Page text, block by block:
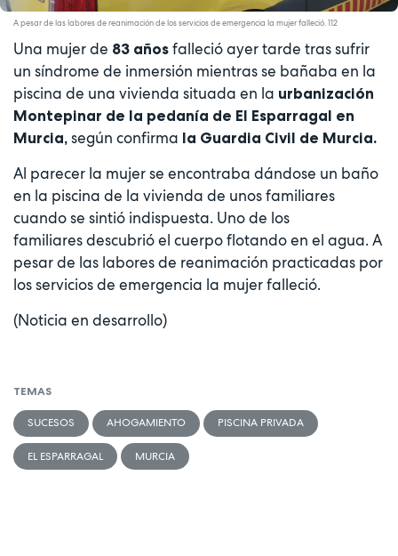
A pesar de las labores de reanimación de los servicios de emergencia la mujer falleció. 112
Una mujer de 83 años falleció ayer tarde tras sufrir
un síndrome de inmersión mientras se bañaba en la
piscina de una vivienda situada en la urbanización
Montepinar de la pedanía de El Esparragal en
Murcia, según confirma la Guardia Civil de Murcia.
Al parecer la mujer se encontraba dándose un baño
en la piscina de la vivienda de unos familiares
cuando se sintió indispuesta. Uno de los
familiares descubrió el cuerpo flotando en el agua. A
pesar de las labores de reanimación practicadas por
los servicios de emergencia la mujer falleció.
(Noticia en desarrollo)
TEMAS
SUCESOS AHOGAMIENTO PISCINA PRIVADA
EL ESPARRAGAL MURCIA